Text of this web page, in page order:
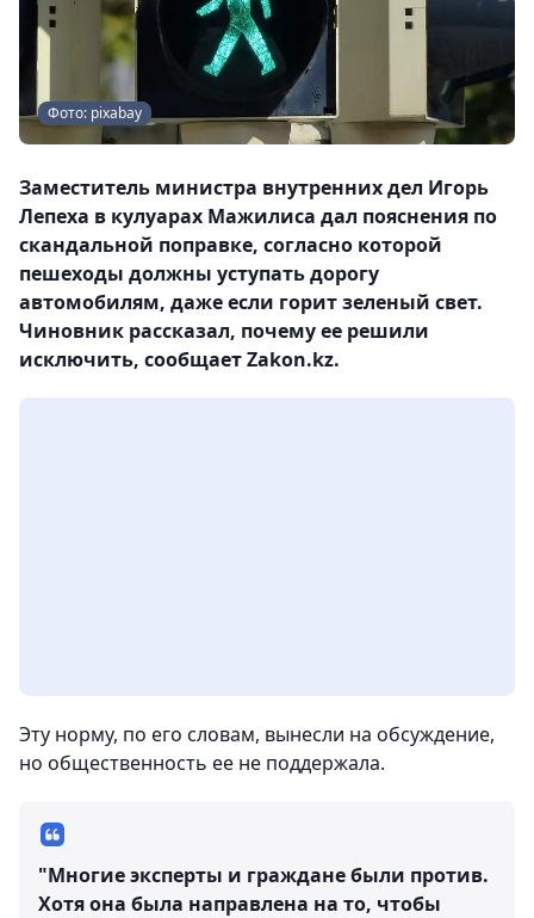
Фото: pixabay
Заместитель министра внутренних дел Игорь
Лепеха в кулуарах Мажилиса дал пояснения по
скандальной поправке, согласно которой
пешеходы должны уступать дорогу
автомобилям, даже если горит зеленый свет.
Чиновник рассказал, почему ее решили
исключить, сообщает Zakon.kz.
Эту норму, по его словам, вынесли на обсуждение,
но общественность ее не поддержала.
"Многие эксперты и граждане были против.
Хотя она была направлена на то, чтобы